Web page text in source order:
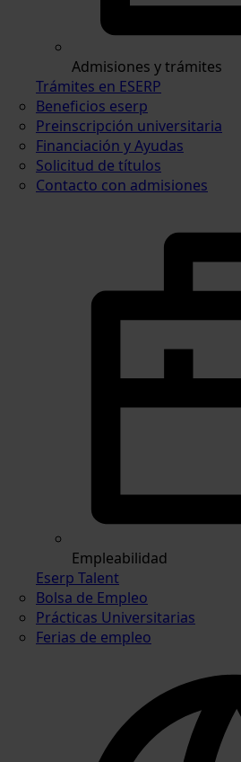
Admisiones y trámites
Trámites en ESERP
Beneficios eserp
Preinscripción universitaria
Financiación y Ayudas
Solicitud de títulos
Contacto con admisiones
Empleabilidad
Eserp Talent
Bolsa de Empleo
Prácticas Universitarias
Ferias de empleo